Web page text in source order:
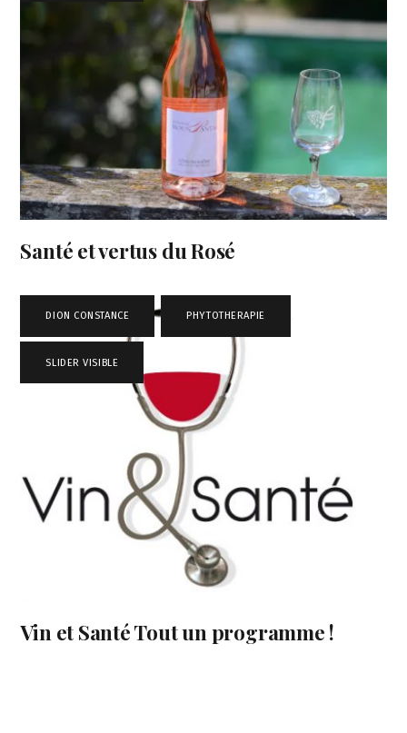
Santé et vertus du Rosé
DION CONSTANCE , PHYTOTHERAPIE
SLIDER VISIBLE
Vin et Santé Tout un programme !